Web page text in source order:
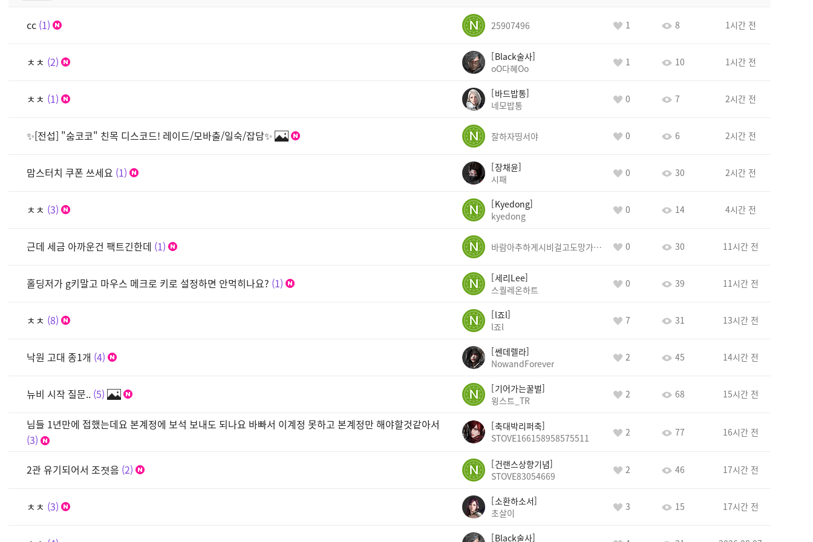
cc 1 25907496 1 8 1시간 전
ㅊㅊ 2
Black술사
oO다혜Oo
1 10 1시간 전
ㅊㅊ 1
바드밥통
네모밥통
0 7 2시간 전
✨[전섭] "숨코코" 친목 디스코드! 레이드/모바출/일숙/잡담✨ 잘하자띵서야 0 6 2시간 전
맘스터치 쿠폰 쓰세요 1
장채윤
시패
0 30 2시간 전
ㅊㅊ 3
Kyedong
kyedong
0 14 4시간 전
근데 세금 아까운건 팩트긴한데 1 바람아추하게시비걸고도망가냐당당하게글써 0 30 11시간 전
홀딩저가 g키말고 마우스 메크로 키로 설정하면 안먹히나요? 1
세리Lee
스퀄레온하트
0 39 11시간 전
ㅊㅊ 8
l죠l
l죠l
7 31 13시간 전
낙원 고대 종1개 4
쎈데렐라
NowandForever
2 45 14시간 전
뉴비 시작 질문.. 5
기어가는꿀벌
윙스트_TR
2 68 15시간 전
님들 1년만에 접했는데요 본계정에 보석 보내도 되나요 바빠서 이계정 못하고 본계정만 해야할것같아서
3
축대박리퍼축
STOVE166158958575511
2 77 16시간 전
2관 유기되어서 조졋음 2
건랜스상향기념
STOVE83054669
2 46 17시간 전
ㅊㅊ 3
소환하소서
초살이
3 15 17시간 전
Black술사